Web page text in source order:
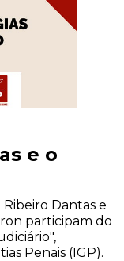
e o
Dantas e
participam do
Penais (IGP).